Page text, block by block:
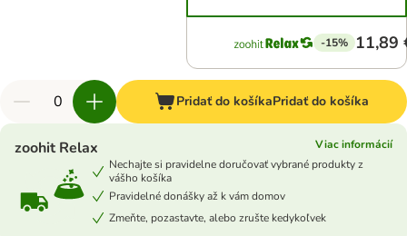
-15% 11,89
Pridať do košíkaPridať do košíka
zoohit Relax
Viac informácií
Nechajte si pravidelne doručovať vybrané produkty z
vášho košíka
Pravidelné donášky až k vám domov
Zmeňte, pozastavte, alebo zrušte kedykoľvek